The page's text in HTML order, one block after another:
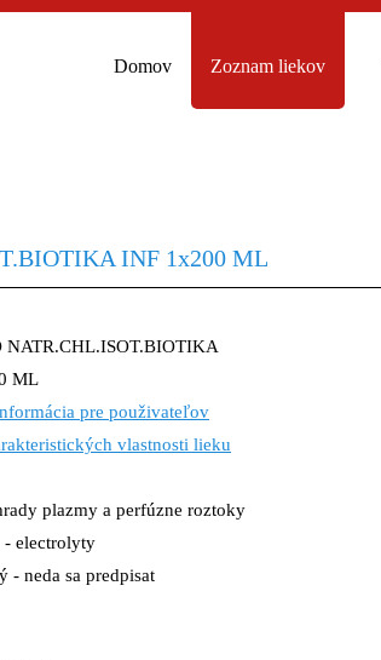
Domov Zoznam liekov
INF 1x200 ML
NATR.CHL.ISOT.BIOTIKA
ML
pre použivateľov
vlastnosti lieku
plazmy a perfúzne roztoky
- electrolyty
- neda sa predpisat